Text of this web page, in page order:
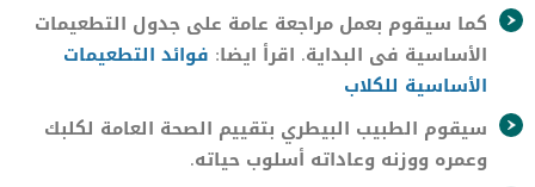
كما سيقوم بعمل مراجعة عامة على جدول التطعيمات
الأساسية فى البداية. اقرأ ايضا: فوائد التطعيمات
الأساسية للكلاب
سيقوم الطبيب البيطري بتقييم الصحة العامة لكلبك
وعمره ووزنه وعاداته أسلوب حياته.